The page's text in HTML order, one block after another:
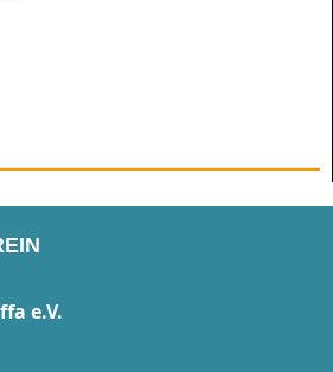
e.V.